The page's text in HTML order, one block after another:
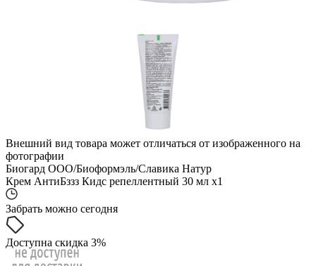
Внешний вид товара может отличаться от изображенного на
фотографии
Биогард ООО/Биоформэль/Славика Натур
Крем АнтиБззз Кидс репеллентный 30 мл x1
Забрать можно сегодня
Доступна скидка 3%